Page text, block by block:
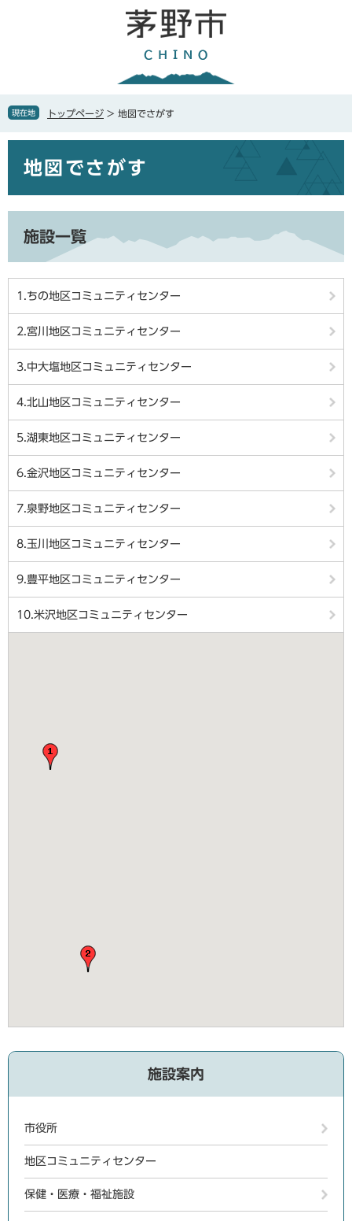
で
。
ば
て
現在地 トップページ > 地図でさがす
地図でさがす
施設一覧
1.ちの地区コミュニティセンター
2.宮川地区コミュニティセンター
3.中大塩地区コミュニティセンター
4.北山地区コミュニティセンター
5.湖東地区コミュニティセンター
6.金沢地区コミュニティセンター
7.泉野地区コミュニティセンター
8.玉川地区コミュニティセンター
9.豊平地区コミュニティセンター
10.米沢地区コミュニティセンター
施設案内
市役所
地区コミュニティセンター
保健・医療・福祉施設